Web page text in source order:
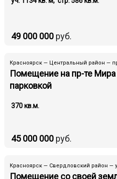
49 000 000руб.
Красноярск — Центральный район —
Помещение на пр-те Мира
парковкой
45 000 000руб.
370 кв.м.
Красноярск — Свердловский район —
Помещение со своей